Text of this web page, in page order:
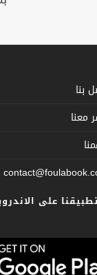
بنا
معنا
على